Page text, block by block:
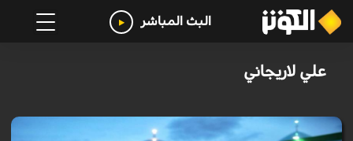
البث المباشر
علي لاريجاني